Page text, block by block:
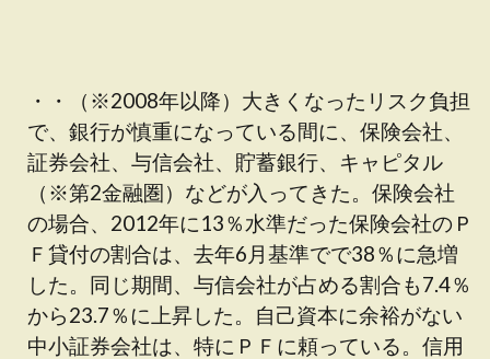
・・（※2008年以降）大きくなったリスク負担
で、銀行が慎重になっている間に、保険会社、
証券会社、与信会社、貯蓄銀行、キャピタル
（※第2金融圏）などが入ってきた。保険会社
の場合、2012年に13％水準だった保険会社のＰ
Ｆ貸付の割合は、去年6月基準でで38％に急増
した。同じ期間、与信会社が占める割合も7.4％
から23.7％に上昇した。自己資本に余裕がない
中小証券会社は、特にＰＦに頼っている。信用